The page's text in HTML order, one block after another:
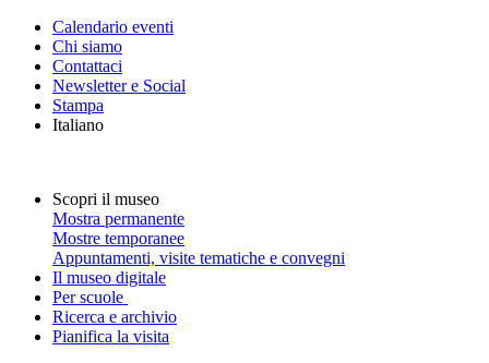
Calendario eventi
Chi siamo
Contattaci
Newsletter e Social
Stampa
Italiano
Scopri il museo
Mostra permanente
Mostre temporanee
Appuntamenti, visite tematiche e convegni
Il museo digitale
Per scuole
Ricerca e archivio
Pianifica la visita